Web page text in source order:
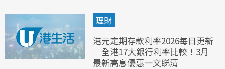
理財
港元定期存款利率2026每日更新
｜全港17大銀行利率比較！3月
最新高息優惠一文睇清